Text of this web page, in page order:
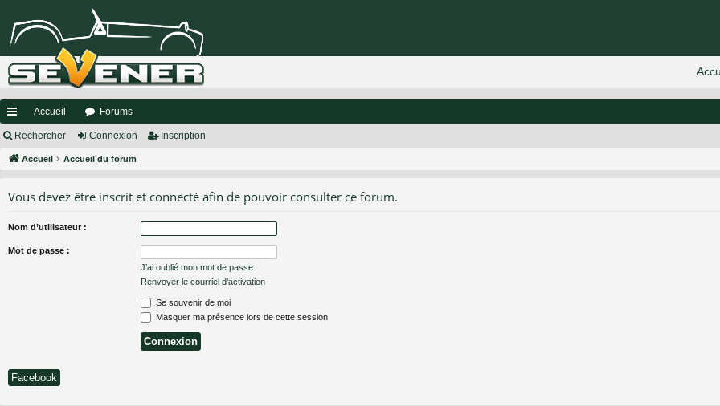
ac
co
s
Accueil Forums
Rechercher Connexion Inscription
Accueil Accueil du forum
Vous devez être inscrit et connecté afin de pouvoir consulter ce forum.
Nom d’utilisateur :
Mot de passe :
J’ai oublié mon mot de passe
Renvoyer le courriel d’activation
Se souvenir de moi
Masquer ma présence lors de cette session
Facebook